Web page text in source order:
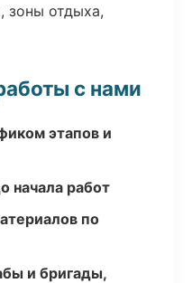
зоны отдыха,
с нами
этапов и
начала работ
по
и бригады,